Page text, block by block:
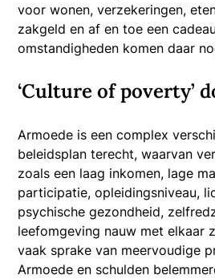
voor wonen, verzekeringen,
zakgeld en af en toe een
omstandigheden komen daar
‘Culture of poverty’
Armoede is een complex
beleidsplan terecht, waarvan
zoals een laag inkomen, lage
participatie, opleidingsniveau,
psychische gezondheid,
leefomgeving nauw met elkaar
vaak sprake van meervoudige
Armoede en schulden